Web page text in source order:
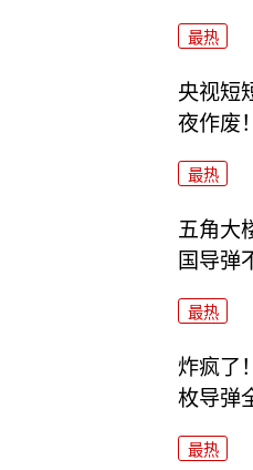
最热
央视短
夜作废
最热
五角大
国导弹
最热
炸疯了
枚导弹
最热